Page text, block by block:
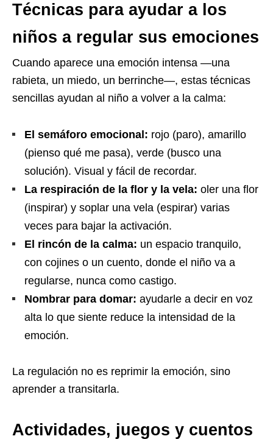
Técnicas para ayudar a los
niños a regular sus emociones
Cuando aparece una emoción intensa —una
rabieta, un miedo, un berrinche—, estas técnicas
sencillas ayudan al niño a volver a la calma:
El semáforo emocional: rojo (paro), amarillo
(pienso qué me pasa), verde (busco una
solución). Visual y fácil de recordar.
La respiración de la flor y la vela: oler una flor
(inspirar) y soplar una vela (espirar) varias
veces para bajar la activación.
El rincón de la calma: un espacio tranquilo,
con cojines o un cuento, donde el niño va a
regularse, nunca como castigo.
Nombrar para domar: ayudarle a decir en voz
alta lo que siente reduce la intensidad de la
emoción.
La regulación no es reprimir la emoción, sino
aprender a transitarla.
Actividades, juegos y cuentos